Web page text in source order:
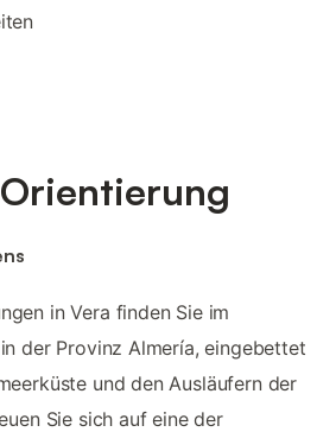
in Vera finden Sie im
der Provinz Almería, eingebettet
und den Ausläufern der
Sie sich auf eine der